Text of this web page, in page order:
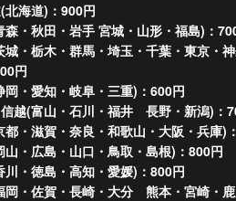
北海道)：900円
森・秋田・岩手 宮城・山形・福島)：
城・栃木・群馬・埼玉・千葉・東京・
円
岡・愛知・岐阜・三重)：600円
越(富山・石川・福井 長野・新潟)：
都・滋賀・奈良・和歌山・大阪・兵庫)
山・広島・山口・鳥取・島根)：800円
川・徳島・高知・愛媛)：800円
岡・佐賀・長崎・大分 熊本・宮崎・鹿